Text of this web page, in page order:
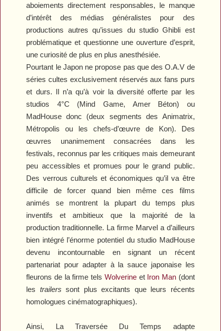
aboiements directement responsables, le manque
d’intérêt des médias généralistes pour des
productions autres qu’issues du studio Ghibli est
problématique et questionne une ouverture d’esprit,
une curiosité de plus en plus anesthésiée.
Pourtant le Japon ne propose pas que des O.A.V de
séries cultes exclusivement réservés aux fans purs
et durs. Il n’a qu’à voir la diversité offerte par les
studios 4°C (Mind Game, Amer Béton) ou
MadHouse donc (deux segments des Animatrix,
Métropolis ou les chefs-d’œuvre de Kon). Des
œuvres unanimement consacrées dans les
festivals, reconnus par les critiques mais demeurant
peu accessibles et promues pour le grand public.
Des verrous culturels et économiques qu’il va être
difficile de forcer quand bien même ces films
animés se montrent la plupart du temps plus
inventifs et ambitieux que la majorité de la
production traditionnelle. La firme Marvel a d’ailleurs
bien intégré l’énorme potentiel du studio MadHouse
devenu incontournable en signant un récent
partenariat pour adapter à la sauce japonaise les
fleurons de la firme tels Wolverine et Iron Man(dont
les trailers sont plus excitants que leurs récents
homologues cinématographiques).
Ainsi, La Traversée Du Temps adapte